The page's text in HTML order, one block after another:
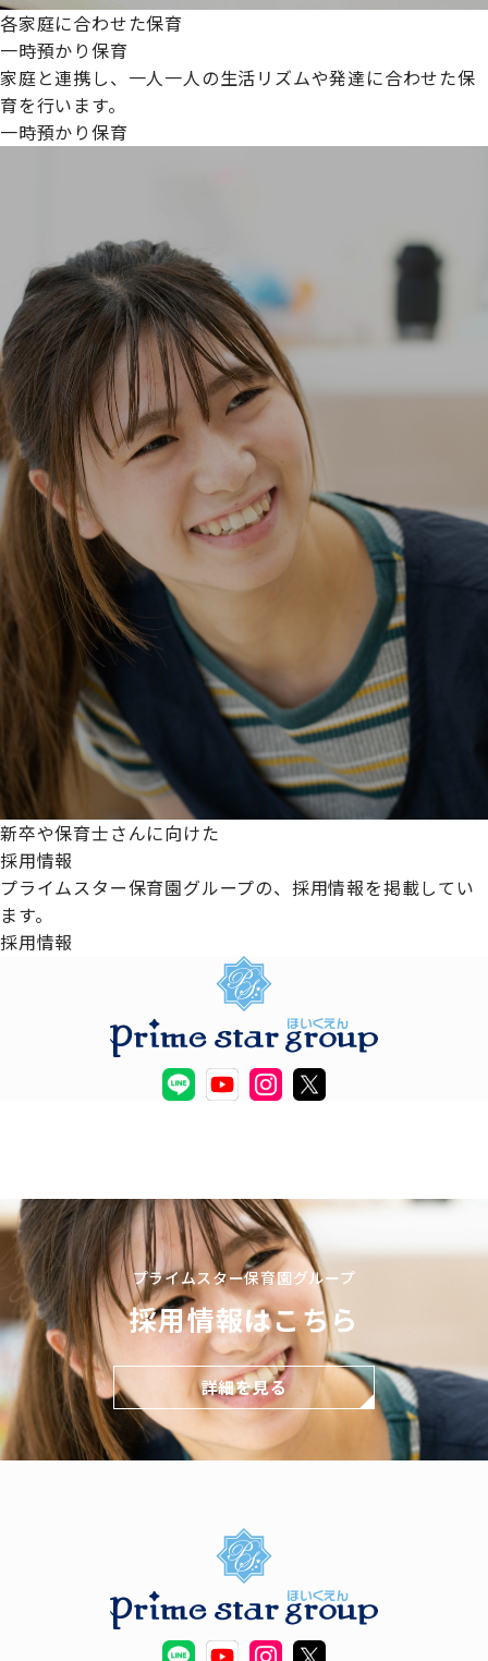
各家庭に合わせた保育
一時預かり保育
家庭と連携し、一人一人の生活リズムや発達に合わせた保
育を行います。
一時預かり保育
新卒や保育士さんに向けた
採用情報
プライムスター保育園グループの、採用情報を掲載してい
ます。
採用情報
プライムスター保育園グループ
採用情報はこちら
詳細を見る